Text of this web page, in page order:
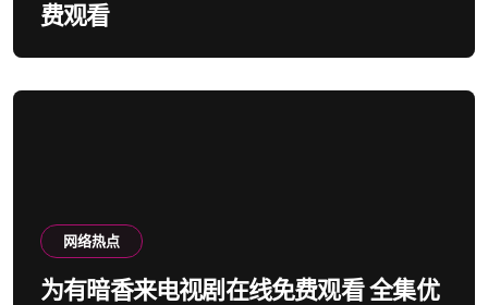
费观看
网络热点
为有暗香来电视剧在线免费观看 全集优